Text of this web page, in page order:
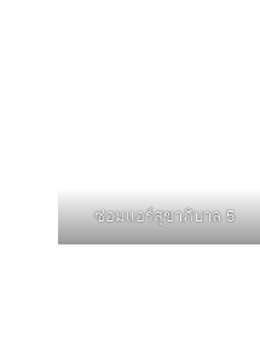
ซ่อมแอร์สุขาภิบาล 5